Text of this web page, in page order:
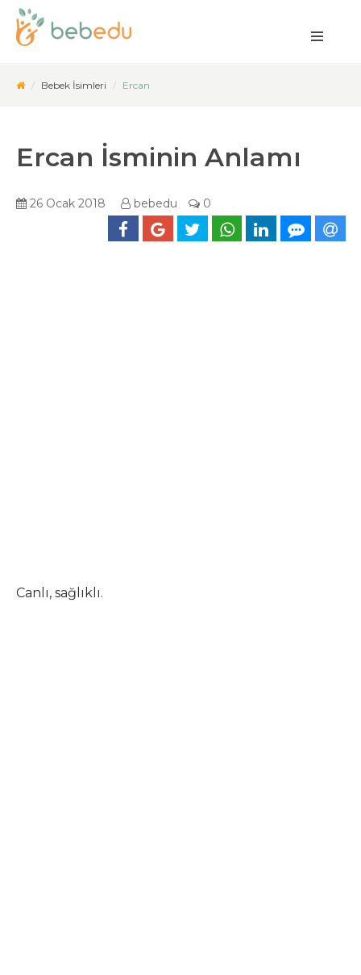
Bebek İsimleri Ercan
Ercan İsminin Anlamı
26 Ocak 2018 bebedu 0
Canlı, sağlıklı.